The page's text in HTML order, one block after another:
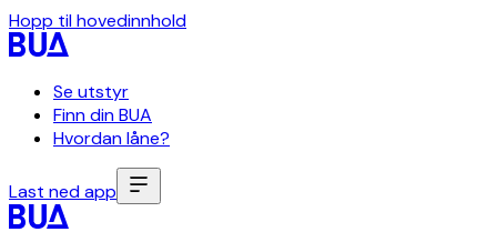
Hopp til hovedinnhold
Se utstyr
Finn din BUA
Hvordan låne?
Last ned app